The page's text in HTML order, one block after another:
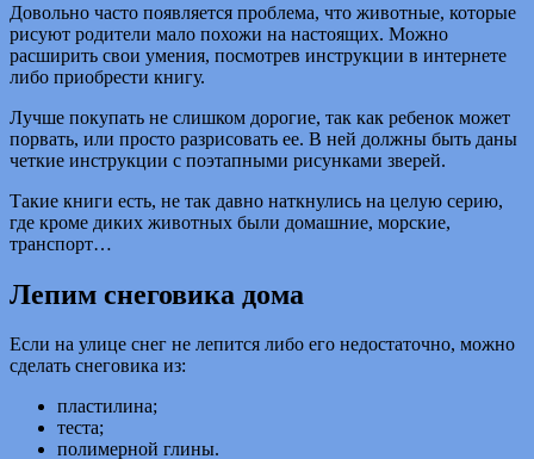
Довольно часто появляется проблема, что животные, которые
рисуют родители мало похожи на настоящих. Можно
расширить свои умения, посмотрев инструкции в интернете
либо приобрести книгу.
Лучше покупать не слишком дорогие, так как ребенок может
порвать, или просто разрисовать ее. В ней должны быть даны
четкие инструкции с поэтапными рисунками зверей.
Такие книги есть, не так давно наткнулись на целую серию,
где кроме диких животных были домашние, морские,
транспорт…
Лепим снеговика дома
Если на улице снег не лепится либо его недостаточно, можно
сделать снеговика из:
пластилина;
теста;
полимерной глины.